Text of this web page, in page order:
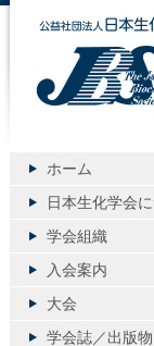
ホーム
日本生化学会
学会組織
入会案内
大会
学会誌／出版物